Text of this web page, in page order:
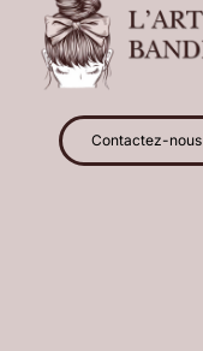
Contactez-nous